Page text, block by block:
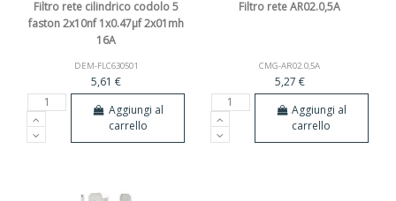
Filtro rete cilindrico codolo 5
faston 2x10nf 1x0.47µf 2x01mh
16A
DEM-FLC630501
5,61 €
Aggiungi al
carrello
Filtro rete AR02.0,5A
CMG-AR02.0,5A
5,27 €
Aggiungi al
carrello